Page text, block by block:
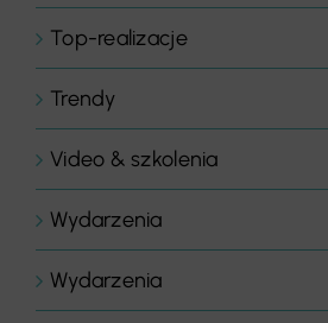
Top-realizacje
Trendy
Video & szkolenia
Wydarzenia
Wydarzenia